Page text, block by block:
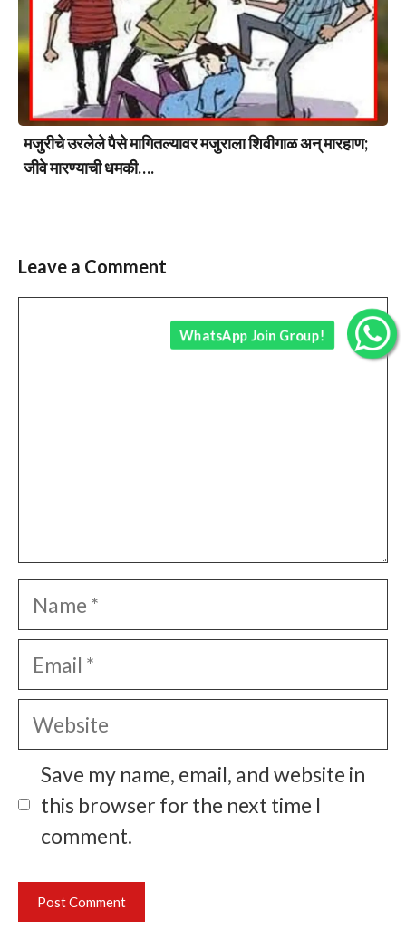
मजुरीचे उरलेले पैसे मागितल्यावर मजुराला शिवीगाळ अन् मारहाण;
जीवे मारण्याची धमकी….
Leave a Comment
Name
Email
Website
Save my name, email, and website in
this browser for the next time I
comment.
WhatsApp Join Group!